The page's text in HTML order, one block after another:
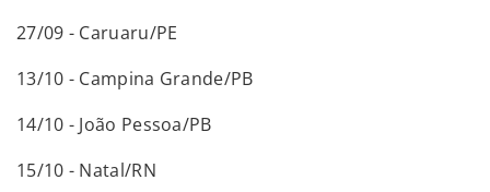
27/09 - Caruaru/PE
13/10 - Campina Grande/PB
14/10 - João Pessoa/PB
15/10 - Natal/RN